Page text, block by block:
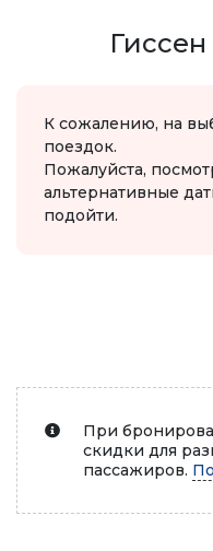
К сожалению, на
поездок.
Пожалуйста,
альтернативные
подойти.
При
скидки для
пассажиров.